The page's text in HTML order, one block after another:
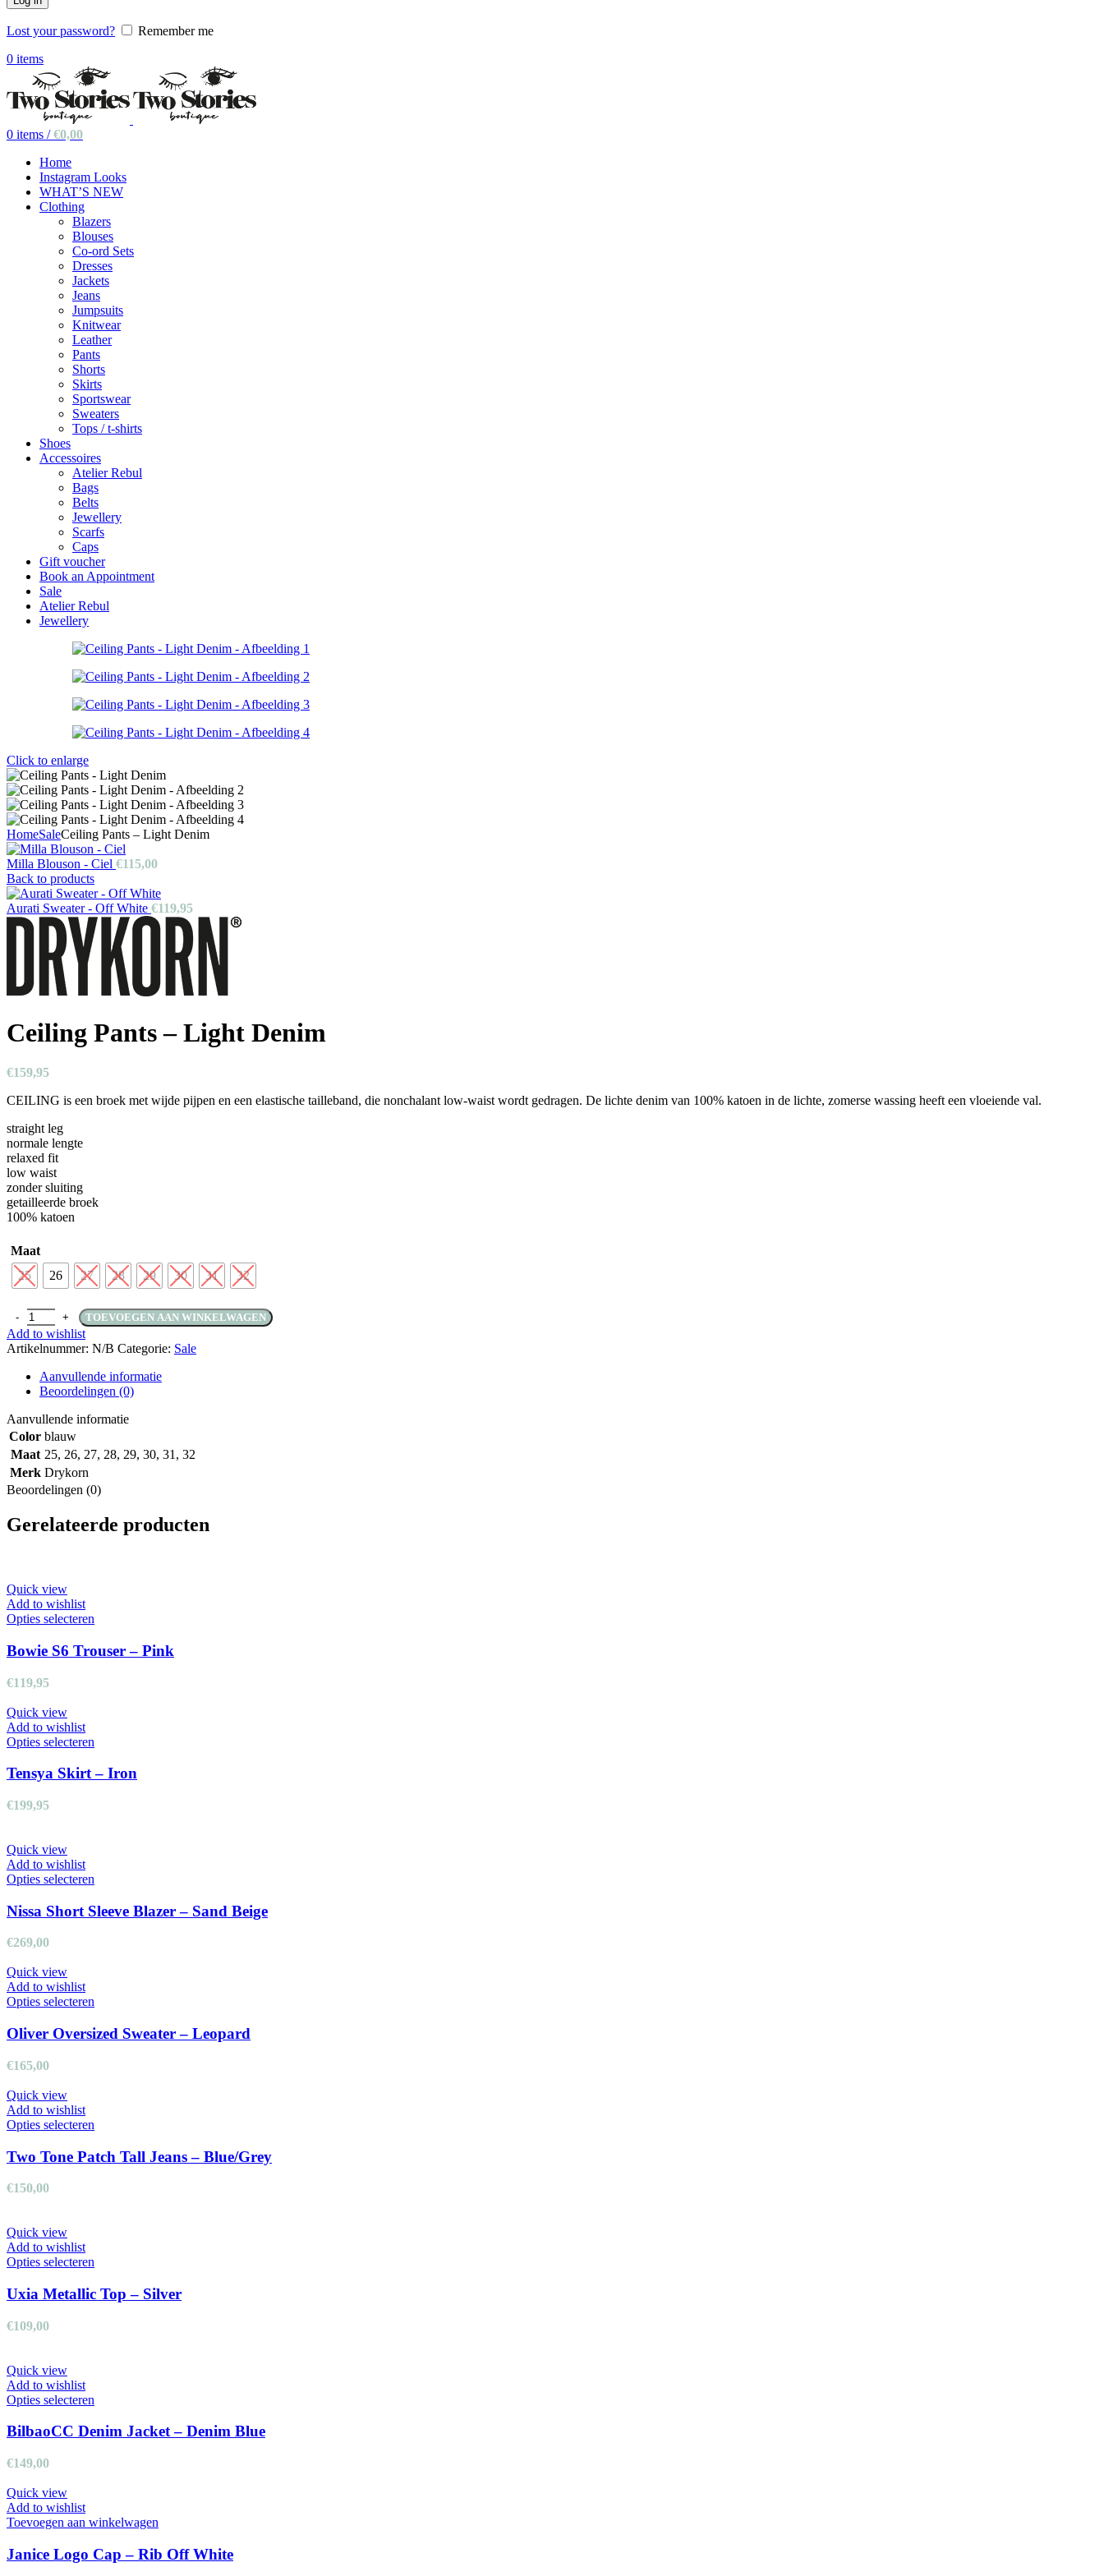
Lost your password?
Remember me
0 items
0 items / €0,00
Home
Instagram Looks
WHAT’S NEW
Clothing
Blazers
Blouses
Co-ord Sets
Dresses
Jackets
Jeans
Jumpsuits
Knitwear
Leather
Pants
Shorts
Skirts
Sportswear
Sweaters
Tops / t-shirts
Shoes
Accessoires
Atelier Rebul
Bags
Belts
Jewellery
Scarfs
Caps
Gift voucher
Book an Appointment
Sale
Atelier Rebul
Jewellery
Click to enlarge
HomeSaleCeiling Pants – Light Denim
Milla Blouson - Ciel €115,00
Back to products
Aurati Sweater - Off White €119,95
Ceiling Pants – Light Denim
€159,95
CEILING is een broek met wijde pijpen en een elastische tailleband, die nonchalant low-waist wordt gedragen. De lichte denim van 100% katoen in de lichte, zomerse wassing heeft een vloeiende val.
straight leg
normale lengte
relaxed fit
low waist
zonder sluiting
getailleerde broek
100% katoen
Maat
25
26 27 28 29 30 31 32
Ceiling Pants - Light Denim aantal
TOEVOEGEN AAN WINKELWAGEN
Add to wishlist
Artikelnummer: N/B Categorie: Sale
Aanvullende informatie
Beoordelingen (0)
Aanvullende informatie
Color blauw
Maat 25, 26, 27, 28, 29, 30, 31 , 32
Merk Drykorn
Beoordelingen (0)
Gerelateerde producten
Quick view
Add to wishlist
Opties selecteren
heeft
meerdere
worden
de
Bowie S6 Trouser – Pink
€119,95
Quick view
Add to wishlist
Opties selecteren
heeft
op
de
productpagina
Tensya Skirt – Iron
€199,95
Quick view
Add to wishlist
Opties selecteren
heeft
meerdere
worden
op
de
Nissa Short Sleeve Blazer – Sand Beige
€269,00
Quick view
Add to wishlist
Opties selecteren
heeft
meerdere
worden
de
Oliver Oversized Sweater – Leopard
€165,00
Quick view
Add to wishlist
Opties selecteren
heeft
meerdere
op
de
productpagina
Two Tone Patch Tall Jeans – Blue/Grey
€150,00
Quick view
Add to wishlist
Opties selecteren
heeft
meerdere
op
productpagina
Uxia Metallic Top – Silver
€109,00
Quick view
Add to wishlist
Opties selecteren
heeft
gekozen
worden
op
de
BilbaoCC Denim Jacket – Denim Blue
€149,00
Quick view
Add to wishlist
Toevoegen aan winkelwagen
Janice Logo Cap – Rib Off White